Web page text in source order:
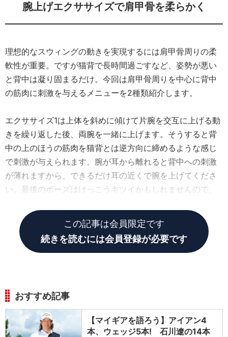
腕上げエクササイズで肩甲骨を柔らかく
理想的なスウィングの動きを実現するには肩甲骨周りの柔
軟性が重要。ですが猫背で長時間過ごすなど、姿勢が悪い
と背中は凝り固まるだけ。今回は肩甲骨周りを中心に背中
の筋肉に刺激を与えるメニューを2種類紹介します。
エクササイズ1は上体を斜めに傾けて片腕を交互に上げる動
きを繰り返した後、両腕を一緒に上げます。そうすると背
中の上のほうの筋肉を猫背とは逆方向に締めるような感じ
で刺激が与えられます。腕が耳から離れると背中への刺激
が薄れますから、できるだけ耳の近くで腕を上げてくださ
い。最後のポーズはけっこうキツイかもしれませんので、
この記事は会員限定です
続きを読むには会員登録が必要です
おすすめ記事
【マイギアを語ろう】アイアン4
本、ウェッジ5本! 石川遼の14本